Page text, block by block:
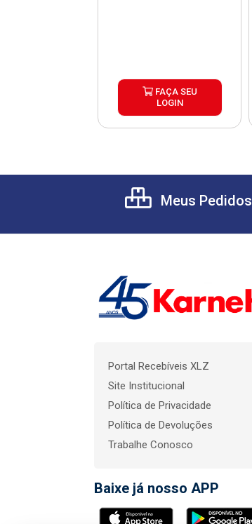
FAÇA SEU
LOGIN
Meus Pedidos
Portal Recebíveis XLZ
Site Institucional
Política de Privacidade
Política de Devoluções
Trabalhe Conosco
Baixe já nosso APP